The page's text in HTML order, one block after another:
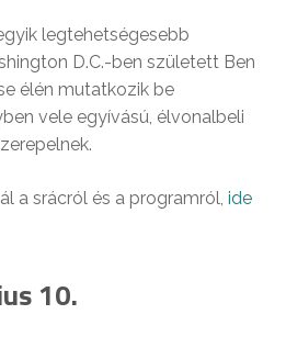
legtehetségesebb
D.C.-ben született Ben
élén mutatkozik be
vele egyívású, élvonalbeli
a srácról és a programról, ide
10.